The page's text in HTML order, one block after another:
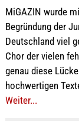
MiGAZIN wurde
Begründung der
Deutschland viel
Chor der vielen
genau diese
hochwertigen
Weiter...